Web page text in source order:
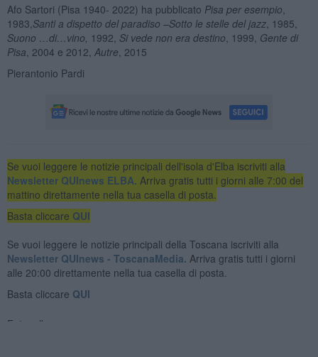
Afo Sartori (Pisa 1940- 2022) ha pubblicato Pisa per esempio
1983, Santi a dispetto del paradiso –Sotto le stelle del jazz, 1985,
Suono …di…vino, 1992, Si vede non era destino , 1999, Gente di
Pisa , 2004 e 2012, Autre , 2015
Pierantonio Pardi
Se vuoi leggere le notizie principali dell'isola d'Elba iscriviti alla
Newsletter QUInews ELBA. Arriva gratis tutti i giorni alle 7:00 del
mattino direttamente nella tua casella di posta.
Basta cliccare QUI
Se vuoi leggere le notizie principali della Toscana iscriviti alla
Newsletter QUInews - ToscanaMedia. Arriva gratis tutti i giorni
alle 20:00 direttamente nella tua casella di posta.
Basta cliccare QUI
Fotogallery